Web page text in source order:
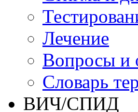
Лечение
Вопросы и
Словарь
ВИЧ/СПИД